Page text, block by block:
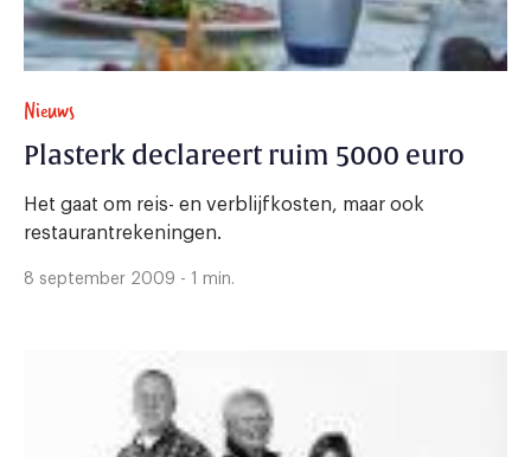
Nieuws
Plasterk declareert ruim 5000 euro
Het gaat om reis- en verblijfkosten, maar ook
restaurantrekeningen.
8 september 2009 - 1 min.